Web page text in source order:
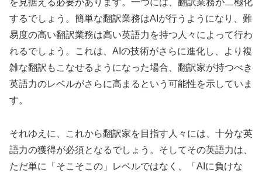
するでしょう。簡単な翻訳業務はAIが行うようになり、難
易度の高い翻訳業務は高い英語力を持つ人々によって行わ
れるでしょう。これは、AIの技術がさらに進化し、より複
雑な翻訳もこなせるようになった場合、翻訳家が持つべき
英語力のレベルがさらに高まるという可能性を示していま
す。
それゆえに、これから翻訳家を目指す人々には、十分な英
語力の獲得が必須となるでしょう。そしてその英語力は、
ただ単に「そこそこの」レベルではなく、「AIに負けな